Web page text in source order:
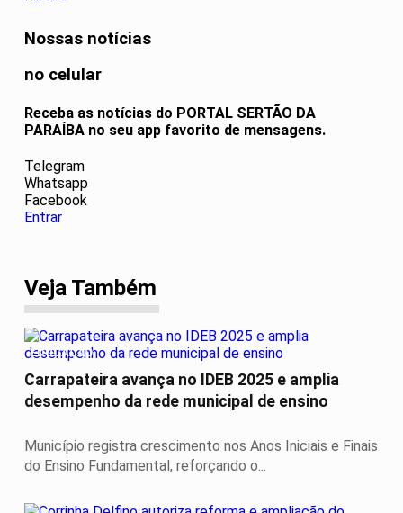
Nossas notícias
no celular
Receba as notícias do PORTAL SERTÃO DA
PARAÍBA no seu app favorito de mensagens.
Telegram
Whatsapp
Facebook
Entrar
Veja Também
EDUCAÇÃO
Carrapateira avança no IDEB 2025 e amplia
desempenho da rede municipal de ensino
Município registra crescimento nos Anos Iniciais e Finais
do Ensino Fundamental, reforçando o...